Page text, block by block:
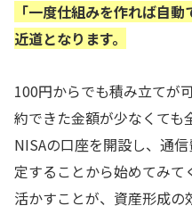
「一度仕組みを作れば自
近道となります。
100円からでも積み立てが
約できた金額が少なくても
NISAの口座を開設し、通
定することから始めてみ
活かすことが、資産形成の